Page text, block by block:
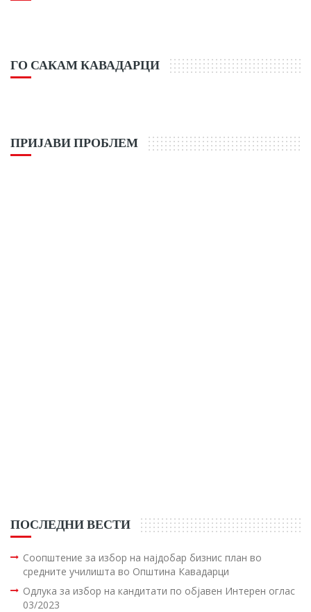
ГО САКАМ КАВАДАРЦИ
ПРИЈАВИ ПРОБЛЕМ
ПОСЛЕДНИ ВЕСТИ
Соопштение за избор на најдобар бизнис план во
средните училишта во Општина Кавадарци
Одлука за избор на кандитати по објавен Интерен оглас
03/2023